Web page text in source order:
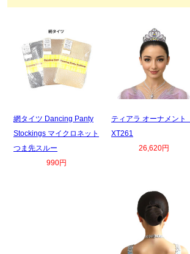
網タイツ Dancing Panty
Stockings マイクロネット
つま先スルー
990円
ティアラ オーナメント
XT261
26,620円